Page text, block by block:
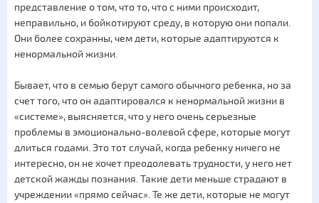
представление о том, что то, что с ними происходит,
неправильно, и бойкотируют среду, в которую они попали.
Они более сохранны, чем дети, которые адаптируются к
ненормальной жизни.
Бывает, что в семью берут самого обычного ребенка, но за
счет того, что он адаптировался к ненормальной жизни в
«системе», выясняется, что у него очень серьезные
проблемы в эмоционально-волевой сфере, которые могут
длиться годами. Это тот случай, когда ребенку ничего не
интересно, он не хочет преодолевать трудности, у него нет
детской жажды познания. Такие дети меньше страдают в
учреждении «прямо сейчас». Те же дети, которые не могут